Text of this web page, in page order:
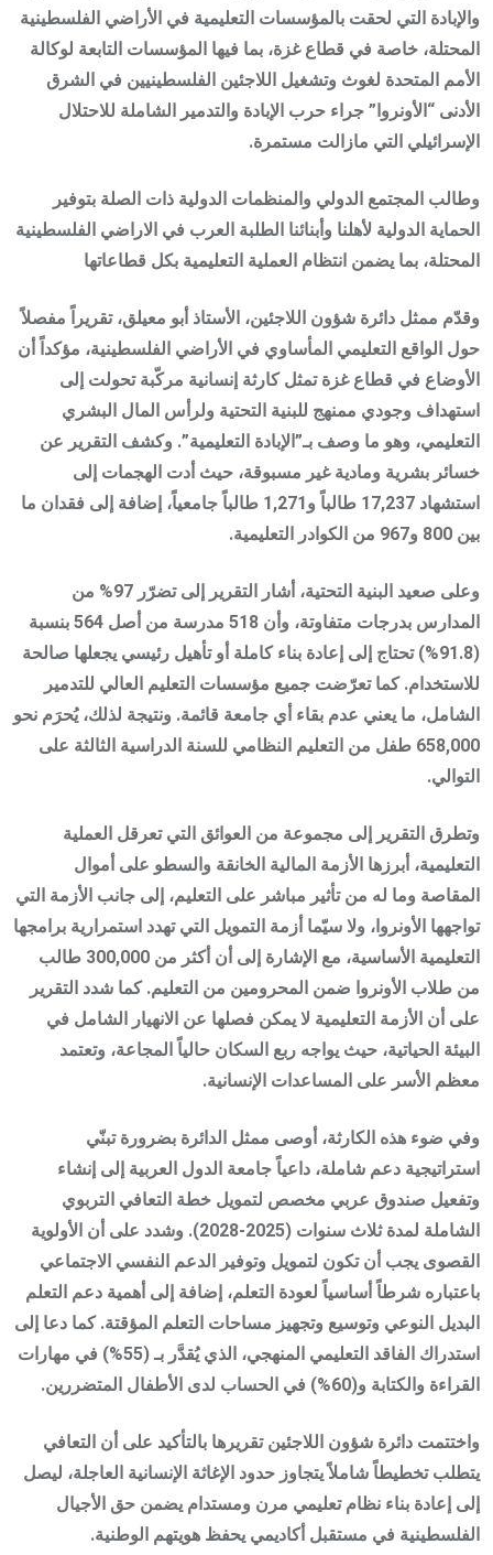
والإبادة التي لحقت بالمؤسسات التعليمية في الأراضي الفلسطينية
المحتلة، خاصة في قطاع غزة، بما فيها المؤسسات التابعة لوكالة
الأمم المتحدة لغوث وتشغيل اللاجئين الفلسطينيين في الشرق
الأدنى “الأونروا” جراء حرب الإبادة والتدمير الشاملة للاحتلال
الإسرائيلي التي مازالت مستمرة.
وطالب المجتمع الدولي والمنظمات الدولية ذات الصلة بتوفير
الحماية الدولية لأهلنا وأبنائنا الطلبة العرب في الاراضي الفلسطينية
المحتلة، بما يضمن انتظام العملية التعليمية بكل قطاعاتها
وقدّم ممثل دائرة شؤون اللاجئين، الأستاذ أبو معيلق، تقريراً مفصلاً
حول الواقع التعليمي المأساوي في الأراضي الفلسطينية، مؤكداً أن
الأوضاع في قطاع غزة تمثل كارثة إنسانية مركّبة تحولت إلى
استهداف وجودي ممنهج للبنية التحتية ولرأس المال البشري
التعليمي، وهو ما وصف بـ”الإبادة التعليمية”. وكشف التقرير عن
خسائر بشرية ومادية غير مسبوقة، حيث أدت الهجمات إلى
استشهاد 17,237 طالباً و1,271 طالباً جامعياً، إضافة إلى فقدان ما
بين 800 و967 من الكوادر التعليمية.
وعلى صعيد البنية التحتية، أشار التقرير إلى تضرّر 97% من
المدارس بدرجات متفاوتة، وأن 518 مدرسة من أصل 564 بنسبة
(91.8%) تحتاج إلى إعادة بناء كاملة أو تأهيل رئيسي يجعلها صالحة
للاستخدام. كما تعرّضت جميع مؤسسات التعليم العالي للتدمير
الشامل، ما يعني عدم بقاء أي جامعة قائمة. ونتيجة لذلك، يُحرَم نحو
658,000 طفل من التعليم النظامي للسنة الدراسية الثالثة على
التوالي.
وتطرق التقرير إلى مجموعة من العوائق التي تعرقل العملية
التعليمية، أبرزها الأزمة المالية الخانقة والسطو على أموال
المقاصة وما له من تأثير مباشر على التعليم، إلى جانب الأزمة التي
تواجهها الأونروا، ولا سيّما أزمة التمويل التي تهدد استمرارية برامجها
التعليمية الأساسية، مع الإشارة إلى أن أكثر من 300,000 طالب
من طلاب الأونروا ضمن المحرومين من التعليم. كما شدد التقرير
على أن الأزمة التعليمية لا يمكن فصلها عن الانهيار الشامل في
البيئة الحياتية، حيث يواجه ربع السكان حالياً المجاعة، وتعتمد
معظم الأسر على المساعدات الإنسانية.
وفي ضوء هذه الكارثة، أوصى ممثل الدائرة بضرورة تبنّي
استراتيجية دعم شاملة، داعياً جامعة الدول العربية إلى إنشاء
وتفعيل صندوق عربي مخصص لتمويل خطة التعافي التربوي
الشاملة لمدة ثلاث سنوات (2025-2028). وشدد على أن الأولوية
القصوى يجب أن تكون لتمويل وتوفير الدعم النفسي الاجتماعي
باعتباره شرطاً أساسياً لعودة التعلم، إضافة إلى أهمية دعم التعلم
البديل النوعي وتوسيع وتجهيز مساحات التعلم المؤقتة. كما دعا إلى
استدراك الفاقد التعليمي المنهجي، الذي يُقدَّر بـ (55%) في مهارات
القراءة والكتابة و(60%) في الحساب لدى الأطفال المتضررين.
واختتمت دائرة شؤون اللاجئين تقريرها بالتأكيد على أن التعافي
يتطلب تخطيطاً شاملاً يتجاوز حدود الإغاثة الإنسانية العاجلة، ليصل
إلى إعادة بناء نظام تعليمي مرن ومستدام يضمن حق الأجيال
الفلسطينية في مستقبل أكاديمي يحفظ هويتهم الوطنية.